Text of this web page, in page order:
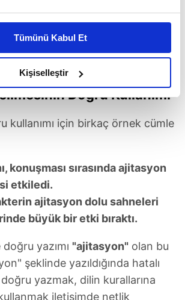
halinde sizlere özel
yaşatabiliriz. Bunu yaparken
daha iyi bir reklam deneyimi sunmak
en iyi içerikleri sunabilmek adına
gösterdiğimizi ve bu noktada,
karşılamak noktasında tek gelir
bu çerezlere izin vermedikleri
hizmet sunabilmek için İnternet
ve üçüncü kişilere ait çerezler
olup gerekli olan çerezler bilgi
sunulması amacıyla
Diğer çerezler, sitemizin daha işlevsel
ve sizlere yönelik
Tümünü Kabul Et
Kişiselleştir
Doğru Kullanımı
kullanımı için birkaç örnek cümle
, konuşması sırasında ajitasyon
etkiledi.
ajitasyon dolu sahneleri
büyük bir etki bıraktı.
yazımı "ajitasyon" olan bu
şeklinde yazıldığında hatalı
yazmak, dilin kurallarına
iletişimde netlik